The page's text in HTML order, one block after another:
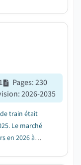
Pages:230
:2026-2035
train était
Le marché
en 2026 à